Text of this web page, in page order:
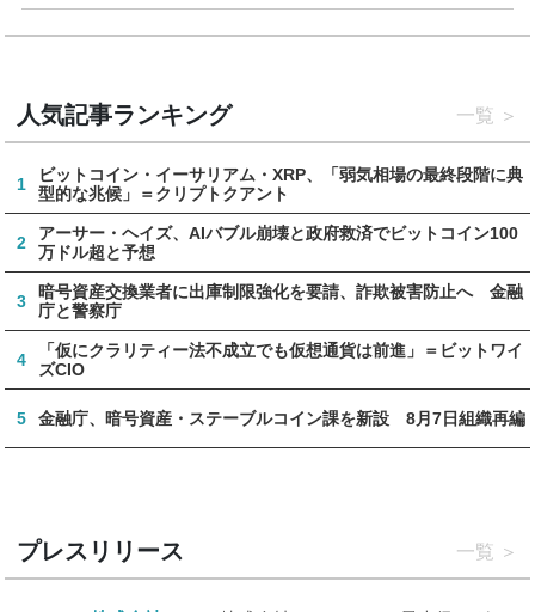
人気記事ランキング 一覧
1
ビットコイン・イーサリアム・XRP、「弱気相場の最終段階に典
型的な兆候」＝クリプトクアント
2
アーサー・ヘイズ、AIバブル崩壊と政府救済でビットコイン100
万ドル超と予想
3
暗号資産交換業者に出庫制限強化を要請、詐欺被害防止へ 金融
庁と警察庁
4
「仮にクラリティー法不成立でも仮想通貨は前進」＝ビットワイ
ズCIO
5 金融庁、暗号資産・ステーブルコイン課を新設 8月7日組織再編
プレスリリース 一覧